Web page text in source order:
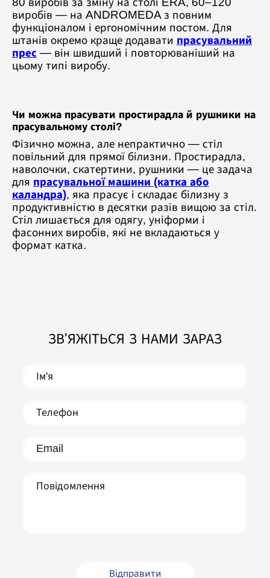
виробів — на ANDROMEDA з повним
функціоналом і ергономічним постом. Для
штанів окремо краще додавати прасувальний
прес — він швидший і повторюваніший на
цьому типі виробу.
Чи можна прасувати простирадла й рушники на
прасувальному столі?
Фізично можна, але непрактично — стіл
повільний для прямої білизни. Простирадла,
наволочки, скатертини, рушники — це задача
для прасувальної машини (катка або
каландра), яка прасує і складає білизну з
продуктивністю в десятки разів вищою за стіл.
Стіл лишається для одягу, уніформи і
фасонних виробів, які не вкладаються у
формат катка.
ЗВ'ЯЖІТЬСЯ З НАМИ ЗАРАЗ